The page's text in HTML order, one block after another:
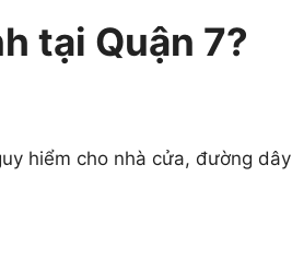
tại Quận 7?
hiểm cho nhà cửa, đường dây